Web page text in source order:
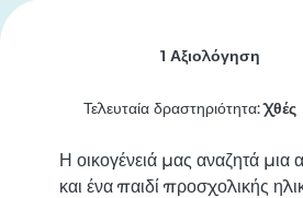
1 Αξιολόγηση
Τελευταία δραστηριότητα:Χθές
Η οικογένειά μας αναζητά
και ένα παιδί προσχολικής